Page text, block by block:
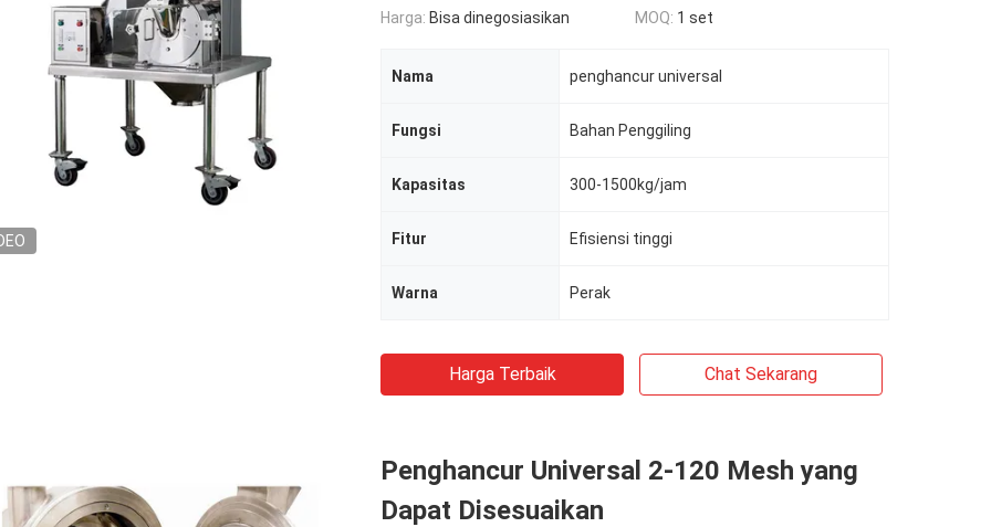
Harga: Bisa dinegosiasikan MOQ: 1 set
Nama penghancur universal
Fungsi Bahan Penggiling
Kapasitas 300-1500kg/jam
Fitur Efisiensi tinggi
Warna Perak
Harga Terbaik Chat Sekarang
Penghancur Universal 2-120 Mesh yang
Dapat Disesuaikan